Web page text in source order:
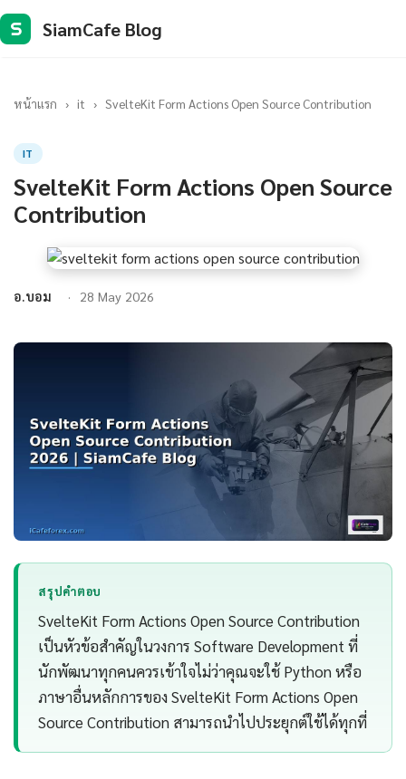
S SiamCafe Blog
หน้าแรก › it › SvelteKit Form Actions Open Source Contribution
IT
SvelteKit Form Actions Open Source
Contribution
อ.บอม 28 May 2026
สรุปคำตอบ
SvelteKit Form Actions Open Source Contribution
เป็นหัวข้อสำคัญในวงการ Software Development ที่
นักพัฒนาทุกคนควรเข้าใจไม่ว่าคุณจะใช้ Python หรือ
ภาษาอื่นหลักการของ SvelteKit Form Actions Open
Source Contribution สามารถนำไปประยุกต์ใช้ได้ทุกที่